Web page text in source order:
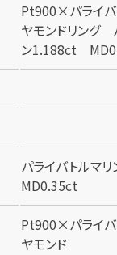
Pt900×パライ
ヤモンドリング
ン1.188ct
パライバトルマ
MD0.35ct
Pt900×パライ
ヤモンド